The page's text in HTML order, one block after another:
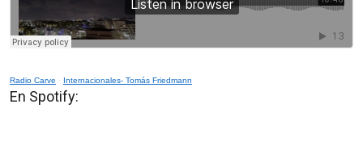
Radio Carve · Internacionales- Tomás Friedmann
En Spotify: